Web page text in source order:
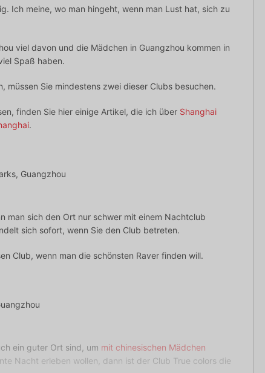
Ich meine, wo man hingeht, wenn man Lust hat, sich zu
viel davon und die Mädchen in Guangzhou kommen in
Spaß haben.
müssen Sie mindestens zwei dieser Clubs besuchen.
finden Sie hier einige Artikel, die ich über Shanghai
.
Guangzhou
man sich den Ort nur schwer mit einem Nachtclub
sich sofort, wenn Sie den Club betreten.
Club, wenn man die schönsten Raver finden will.
ein guter Ort sind, um mit chinesischen Mädchen
Nacht erleben wollen, dann ist der Club True colors die